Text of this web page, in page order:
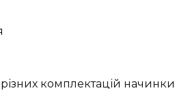
комплектацій начинки